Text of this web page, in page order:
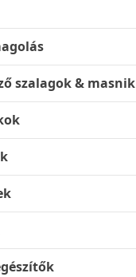
szalagok & masnik